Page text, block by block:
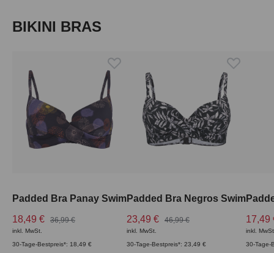
Produktgalerie überspringen
BIKINI BRAS
Padded Bra Panay Swim
18,49 €
36,99 €
inkl. MwSt.
30-Tage-Bestpreis*: 18,49 €
Padded Bra Negros Swim
23,49 €
46,99 €
inkl. MwSt.
30-Tage-Bestpreis*: 23,49 €
17,49
inkl.
30-Tage-